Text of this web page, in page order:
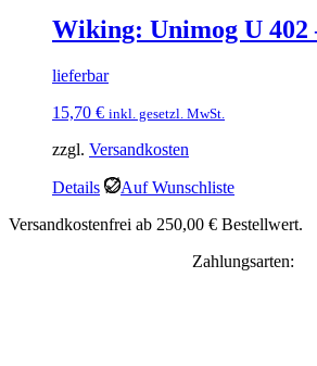
Wiking: Unimog U 402
lieferbar
15,70 € inkl. gesetzl. MwSt.
zzgl. Versandkosten
Details
Auf Wunschliste
Versandkostenfrei ab 250,00 € Bestellwert.
Zahlungsarten: